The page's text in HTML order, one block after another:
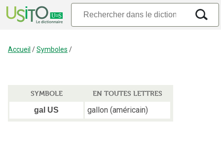
Accueil /Symboles /
SYMBOLE
EN TOUTES LETTRES
gal US
gallon (américain)